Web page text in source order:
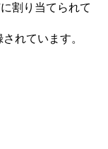
に割り当てられて
れています。